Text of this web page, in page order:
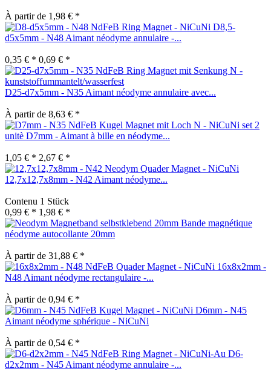
À partir de 1,98 € *
D8,5-
d5x5mm - N48 Aimant néodyme annulaire -...
0,35 € * 0,69 € *
D25-d7x5mm - N35 Aimant néodyme annulaire avec...
À partir de 8,63 € *
set 2
unitè D7mm - Aimant à bille en néodyme...
1,05 € * 2,67 € *
12,7x12,7x8mm - N42 Aimant néodyme...
Contenu 1 Stück
0,99 € * 1,98 € *
Bande magnétique
néodyme autocollante 20mm
À partir de 31,88 € *
16x8x2mm -
N48 Aimant néodyme rectangulaire -...
À partir de 0,94 € *
D6mm - N45
Aimant néodyme sphérique - NiCuNi
À partir de 0,54 € *
D6-
d2x2mm - N45 Aimant néodyme annulaire -...